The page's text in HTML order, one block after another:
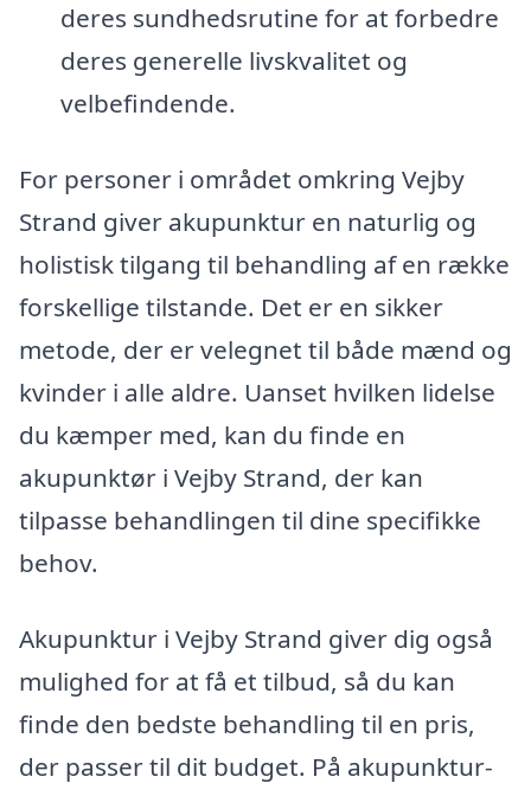
deres sundhedsrutine for at forbedre
deres generelle livskvalitet og
velbefindende.
For personer i området omkring Vejby
Strand giver akupunktur en naturlig og
holistisk tilgang til behandling af en række
forskellige tilstande. Det er en sikker
metode, der er velegnet til både mænd og
kvinder i alle aldre. Uanset hvilken lidelse
du kæmper med, kan du finde en
akupunktør i Vejby Strand, der kan
tilpasse behandlingen til dine specifikke
behov.
Akupunktur i Vejby Strand giver dig også
mulighed for at få et tilbud, så du kan
finde den bedste behandling til en pris,
der passer til dit budget. På akupunktur-